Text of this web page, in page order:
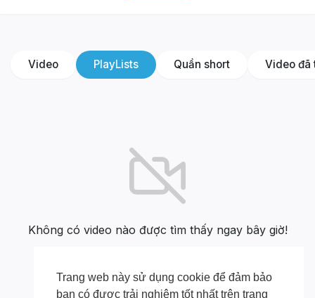
Trang web này sử dụng cookie để đảm bảo
bạn có được trải nghiệm tốt nhất trên trang
Video PlayLists Quần short Video đã
Không có video nào được tìm thấy ngay bây giờ!